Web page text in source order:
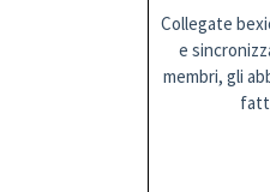
Collegate
e
membri, gli